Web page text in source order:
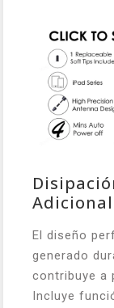
El diseño
generado
contribuye a
Incluye